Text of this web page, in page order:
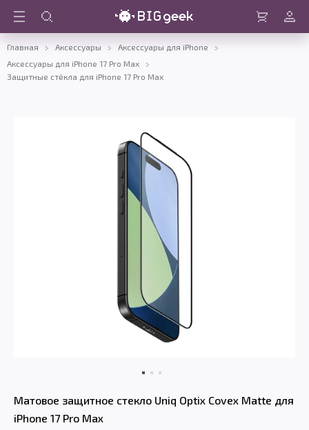
Войти
Главная Аксессуары
Аксессуары для iPhone
Аксессуары для iPhone 17 Pro Max
Защитные стёкла для iPhone 17 Pro Max
Матовое защитное стекло Uniq Optix Covex Matte для
iPhone 17 Pro Max